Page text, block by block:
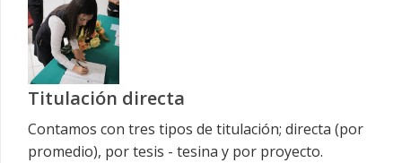
Titulación directa
Contamos con tres tipos de titulación; directa (por
promedio), por tesis - tesina y por proyecto.